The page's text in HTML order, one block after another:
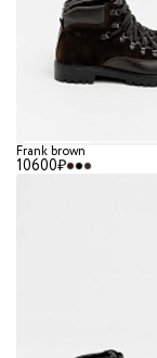
Frank brown
10600₽